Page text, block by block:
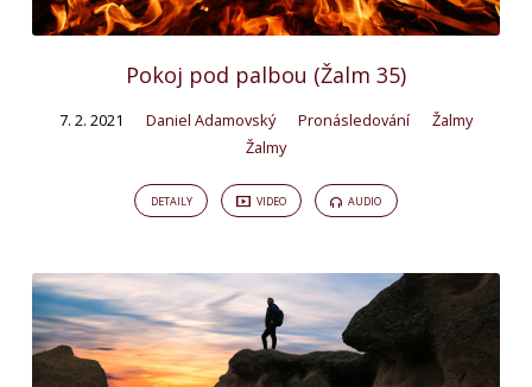
Pokoj pod palbou (Žalm 35)
7. 2. 2021 Daniel Adamovský Pronásledování
Žalmy
Žalmy
DETAILY VIDEO AUDIO